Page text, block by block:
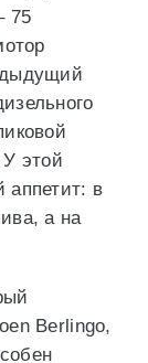
75
этой
в
а на
Berlingo,